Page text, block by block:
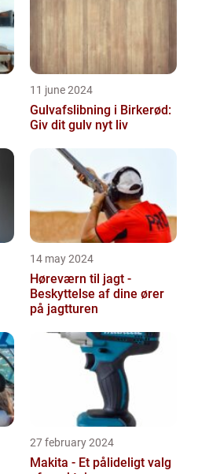
11 june 2024
Gulvafslibning i Birkerød:
Giv dit gulv nyt liv
14 may 2024
Høreværn til jagt -
Beskyttelse af dine ører
på jagtturen
27 february 2024
Makita - Et pålideligt valg